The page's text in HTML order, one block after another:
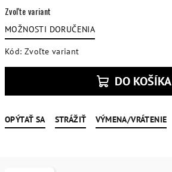
cena:
Zvoľte variant
MOŽNOSTI DORUČENIA
Kód: Zvoľte variant
DO KOŠÍKA
OPÝTAŤ SA STRÁŽIŤ VÝMENA/VRÁTENIE